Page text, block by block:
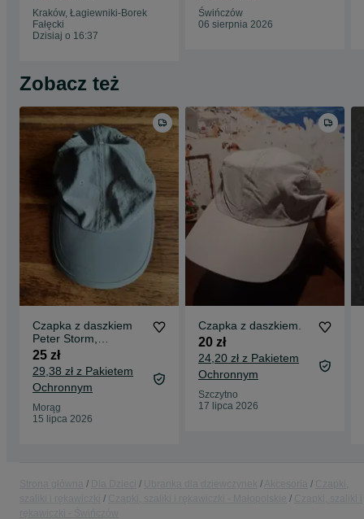
Kraków, Łagiewniki-Borek
Fałęcki
Dzisiaj o 16:37
Świńczów
06 sierpnia 2026
Zobacz też
Czapka z daszkiem
Peter Storm,
młodzieżowa, 7/10
lat; jak nowa
25 zł
29,38 zł z Pakietem
Ochronnym
Morąg
15 lipca 2026
Czapka z daszkiem.
20 zł
24,20 zł z Pakietem
Ochronnym
Szczytno
17 lipca 2026